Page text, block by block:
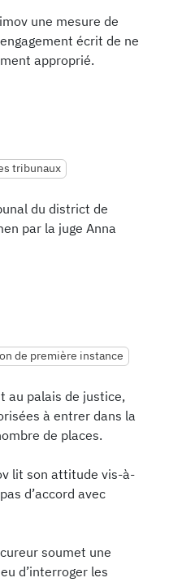
une mesure de
écrit de ne
approprié.
tribunaux
du district de
par la juge Anna
de première instance
au palais de justice,
à entrer dans la
de places.
lit son attitude vis-à-
d’accord avec
soumet une
d’interroger les